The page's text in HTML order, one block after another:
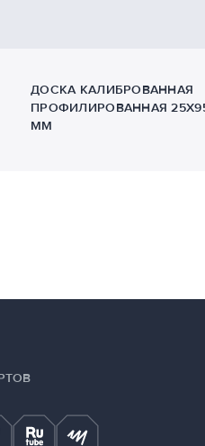
ДОСКА КАЛИБРОВАННАЯ
ПРОФИЛИРОВАННАЯ
ММ